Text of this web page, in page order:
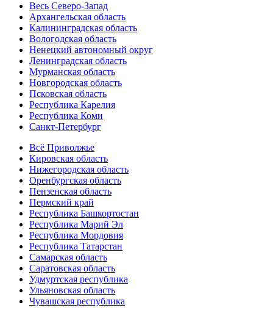
Весь Северо-Запад
Архангельская область
Калининградская область
Вологодская область
Ненецкий автономный округ
Ленинградская область
Мурманская область
Новгородская область
Псковская область
Республика Карелия
Республика Коми
Санкт-Петербург
Всё Приволжье
Кировская область
Нижегородская область
Оренбургская область
Пензенская область
Пермский край
Республика Башкортостан
Республика Марий Эл
Республика Мордовия
Республика Татарстан
Самарская область
Саратовская область
Удмуртская республика
Ульяновская область
Чувашская республика